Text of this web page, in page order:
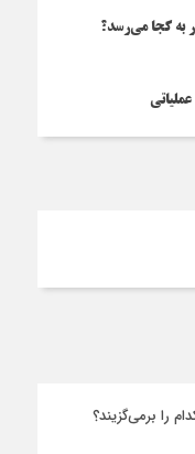
به کجا می‌رسد؟
را برمی‌گزیند؟